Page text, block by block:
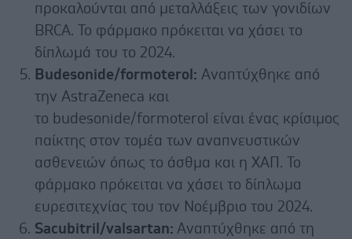
προκαλούνται από μεταλλάξεις των γονιδίων
BRCA. Το φάρμακο πρόκειται να χάσει το
δίπλωμά του το 2024.
Budesonide/formoterol: Αναπτύχθηκε από
την AstraZeneca και
το budesonide/formoterol είναι ένας κρίσιμος
παίκτης στον τομέα των αναπνευστικών
ασθενειών όπως το άσθμα και η ΧΑΠ. Το
φάρμακο πρόκειται να χάσει το δίπλωμα
ευρεσιτεχνίας του τον Νοέμβριο του 2024.
Sacubitril/valsartan: Αναπτύχθηκε από τη